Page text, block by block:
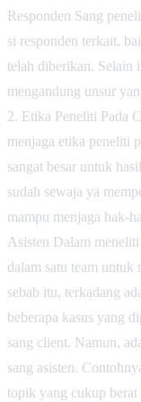
Responden Sang
si responden terkait,
telah diberikan. Selain
mengandung unsur
2. Etika Peneliti Pada
menjaga etika peneliti
sangat besar untuk
sudah sewaja ya
mampu menjaga hak-
Asisten Dalam
dalam satu team
sebab itu, terkadang
beberapa kasus yang
sang client. Namun,
sang asisten.
topik yang cukup